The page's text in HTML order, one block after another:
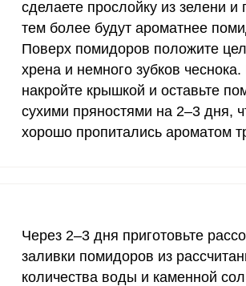
800 мг 3.9
2300 мг
30 мкг 0
18 мг 3.8
150 мкг 0.6
2 мкг 11.7
1000 мкг 3.4
сделаете прослойку из зелени и
тем более будут ароматнее
Поверх помидоров положите
хрена и немного зубков
накройте крышкой и оставьте
сухими пряностями на 2–3 дня,
хорошо пропитались ароматом
Через 2–3 дня приготовьте
заливки помидоров из
количества воды и каменной